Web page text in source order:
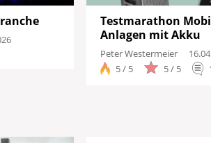
Testmarathon
Anlagen mit Akku
Peter Westermeier
5 / 5
5 / 5